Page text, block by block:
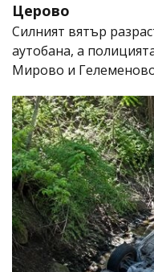
Церово
Силният вятър
аутобана, а
Мирово и